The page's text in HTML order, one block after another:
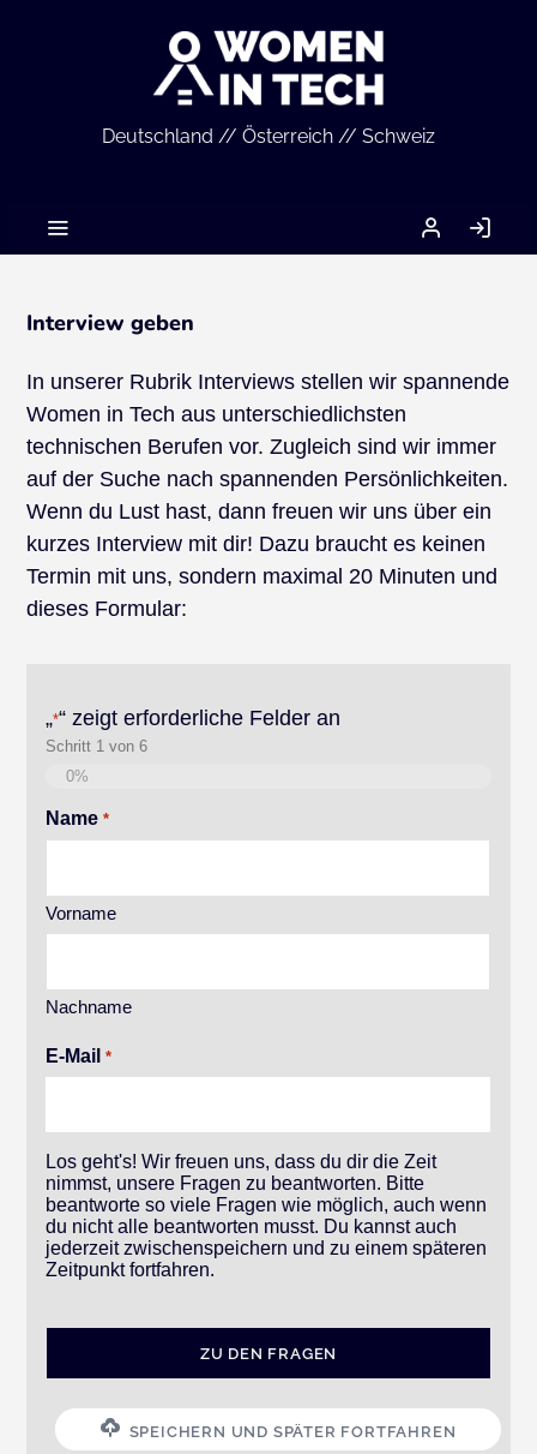
Deutschland // Österreich // Schweiz
MEIN
ACCOUNT
Interview geben
In unserer Rubrik Interviews stellen wir spannende
Women in Tech aus unterschiedlichsten
technischen Berufen vor. Zugleich sind wir immer
auf der Suche nach spannenden Persönlichkeiten.
Wenn du Lust hast, dann freuen wir uns über ein
kurzes Interview mit dir! Dazu braucht es keinen
Termin mit uns, sondern maximal 20 Minuten und
dieses Formular:
„*“ zeigt erforderliche Felder an
Schritt 1 von6
0%
Name *
Vorname
Nachname
E-Mail *
Los geht's! Wir freuen uns, dass du dir die Zeit
nimmst, unsere Fragen zu beantworten. Bitte
beantworte so viele Fragen wie möglich, auch wenn
du nicht alle beantworten musst. Du kannst auch
jederzeit zwischenspeichern und zu einem späteren
Zeitpunkt fortfahren.
SPEICHERN UND SPÄTER FORTFAHREN